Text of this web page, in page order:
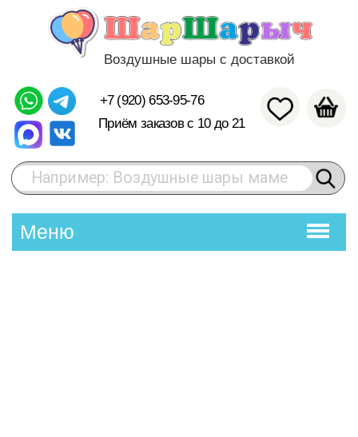
Воздушные шары с доставкой
Приём заказов с 10 до 21
Меню
Например: Воздушные шары маме